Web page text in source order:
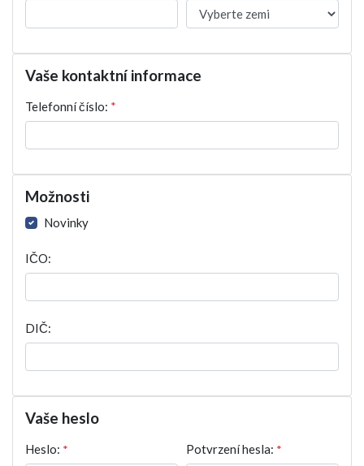
Vaše kontaktní informace
Telefonní číslo: *
Možnosti
Novinky
IČO:
DIČ:
Vaše heslo
Heslo: * Potvrzení hesla: *